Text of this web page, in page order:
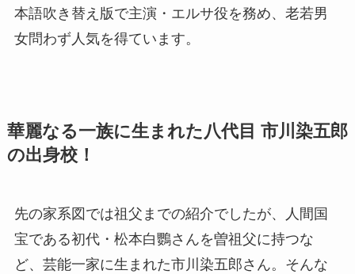
本語吹き替え版で主演・エルサ役を務め、老若男
女問わず人気を得ています。
華麗なる一族に生まれた八代目 市川染五郎
の出身校！
先の家系図では祖父までの紹介でしたが、人間国
宝である初代・松本白鸚さんを曽祖父に持つな
ど、芸能一家に生まれた市川染五郎さん。そんな